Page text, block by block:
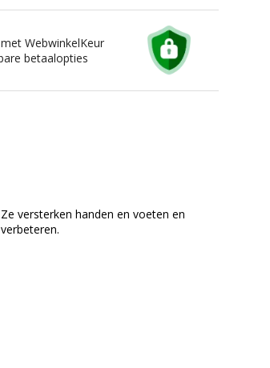
WebwinkelKeur
betaalopties
versterken handen en voeten en